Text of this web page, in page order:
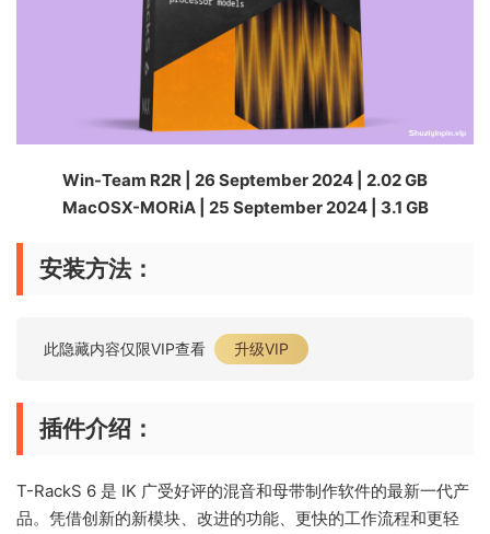
Win-Team R2R | 26 September 2024 | 2.02 GB
MacOSX-MORiA | 25 September 2024 | 3.1 GB
安装方法：
此隐藏内容仅限VIP查看 升级VIP
插件介绍：
T-RackS 6 是 IK 广受好评的混音和母带制作软件的最新一代产
品。凭借创新的新模块、改进的功能、更快的工作流程和更轻